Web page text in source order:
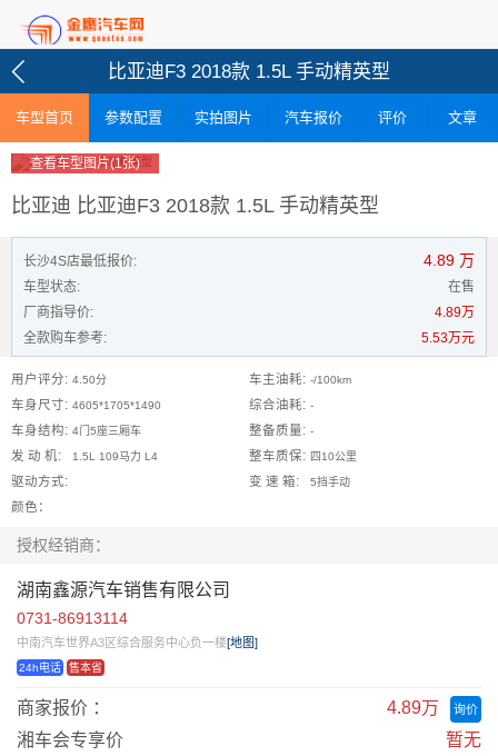
比亚迪F3 2018款 1.5L 手动精英型
车型首页 参数配置 实拍图片 汽车报价 评价 文章
查看车型图片(1张)
比亚迪 比亚迪F3 2018款 1.5L 手动精英型
长沙4S店最低报价: 4.89 万
车型状态:
在售
厂商指导价:
4.89万
全款购车参考:
5.53万元
用户评分: 4.50分 车主油耗: -/100km
车身尺寸: 4605*1705*1490 综合油耗: -
车身结构: 4门5座三厢车 整备质量: -
发 动 机: 1.5L 109马力 L4 整车质保: 四10公里
驱动方式: 变 速 箱: 5挡手动
颜色：
授权经销商：
湖南鑫源汽车销售有限公司
0731-86913114
中南汽车世界A3区综合服务中心负一楼[地图]
24h电话 售本省
商家报价 ： 询价
4.89万
湘车会专享价
暂无